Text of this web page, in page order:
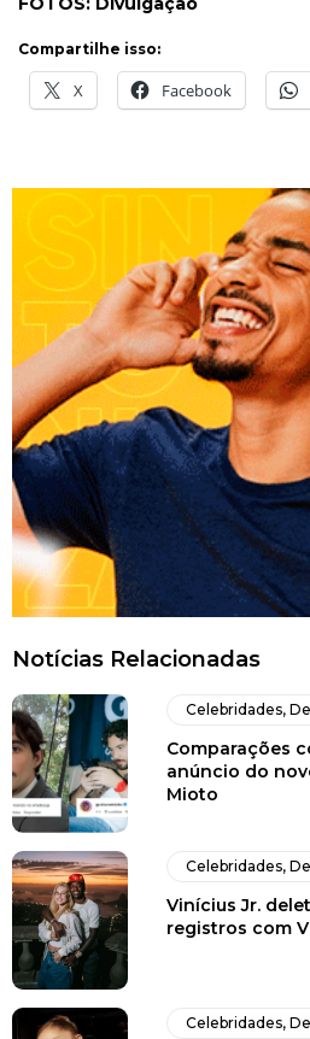
Compartilhe isso:
X Facebook
Notícias Relacionadas
Celebridades,
Comparações
anúncio do
Mioto
Celebridades,
Vinícius Jr.
registros com
Celebridades,